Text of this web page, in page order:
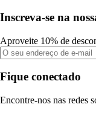
Inscreva-se na
Aproveite 10% de
Fique conectado
Encontre-nos nas redes